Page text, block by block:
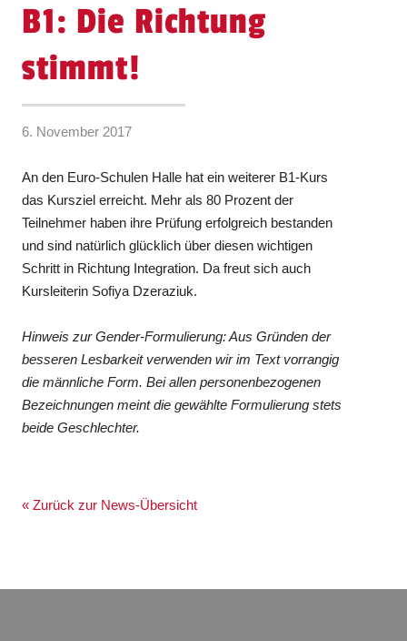
B1: Die Richtung
stimmt!
6. November 2017
An den Euro-Schulen Halle hat ein weiterer B1-Kurs
das Kursziel erreicht. Mehr als 80 Prozent der
Teilnehmer haben ihre Prüfung erfolgreich bestanden
und sind natürlich glücklich über diesen wichtigen
Schritt in Richtung Integration. Da freut sich auch
Kursleiterin Sofiya Dzeraziuk.
Hinweis zur Gender-Formulierung: Aus Gründen der
besseren Lesbarkeit verwenden wir im Text vorrangig
die männliche Form. Bei allen personenbezogenen
Bezeichnungen meint die gewählte Formulierung stets
beide Geschlechter.
« Zurück zur News-Übersicht